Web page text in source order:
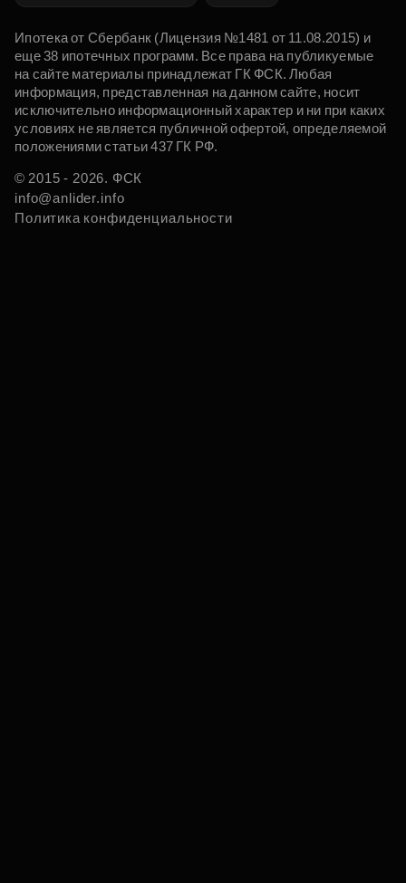
Ипотека от Сбербанк (Лицензия №1481 от 11.08.2015) и
еще 38 ипотечных программ. Все права на публикуемые
на сайте материалы принадлежат ГК ФСК. Любая
информация, представленная на данном сайте, носит
исключительно информационный характер и ни при каких
условиях не является публичной офертой, определяемой
положениями статьи 437 ГК РФ.
© 2015 - 2026. ФСК
info@anlider.info
Политика конфиденциальности